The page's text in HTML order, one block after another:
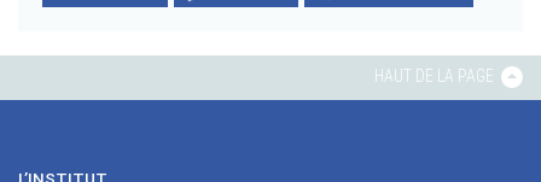
HAUT DE LA PAGE